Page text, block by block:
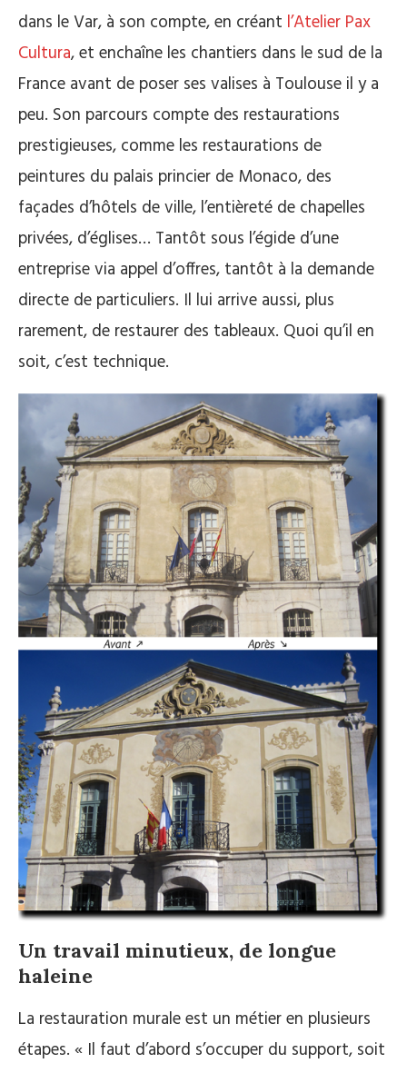
dans le Var, à son compte, en créant l’Atelier Pax
Cultura, et enchaîne les chantiers dans le sud de la
France avant de poser ses valises à Toulouse il y a
peu. Son parcours compte des restaurations
prestigieuses, comme les restaurations de
peintures du palais princier de Monaco, des
façades d’hôtels de ville, l’entièreté de chapelles
privées, d’églises… Tantôt sous l’égide d’une
entreprise via appel d’offres, tantôt à la demande
directe de particuliers. Il lui arrive aussi, plus
rarement, de restaurer des tableaux. Quoi qu’il en
soit, c’est technique.
Un travail minutieux, de longue
haleine
La restauration murale est un métier en plusieurs
étapes. « Il faut d’abord s’occuper du support, soit